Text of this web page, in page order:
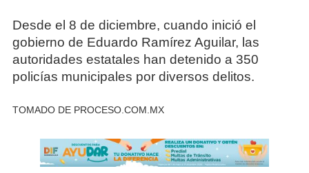
Desde el 8 de diciembre, cuando inició el
gobierno de Eduardo Ramírez Aguilar, las
autoridades estatales han detenido a 350
policías municipales por diversos delitos.
TOMADO DE PROCESO.COM.MX